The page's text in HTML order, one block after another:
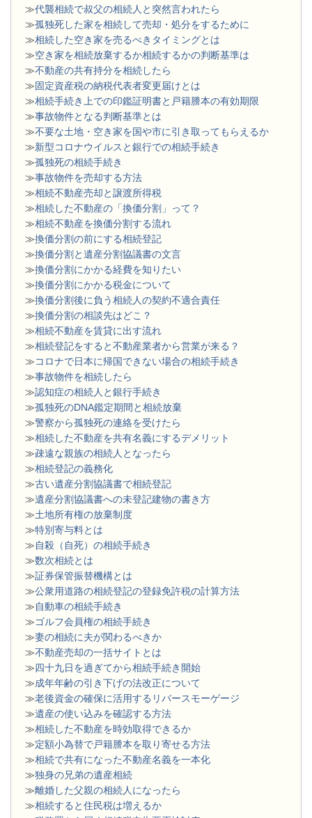
≫代襲相続で叔父の相続人と突然言われたら
≫孤独死した家を相続して売却・処分をするために
≫相続した空き家を売るべきタイミングとは
≫空き家を相続放棄するか相続するかの判断基準は
≫不動産の共有持分を相続したら
≫固定資産税の納税代表者変更届けとは
≫相続手続き上での印鑑証明書と戸籍謄本の有効期限
≫事故物件となる判断基準とは
≫不要な土地・空き家を国や市に引き取ってもらえるか
≫新型コロナウイルスと銀行での相続手続き
≫孤独死の相続手続き
≫事故物件を売却する方法
≫相続不動産売却と譲渡所得税
≫相続した不動産の「換価分割」って？
≫相続不動産を換価分割する流れ
≫換価分割の前にする相続登記
≫換価分割と遺産分割協議書の文言
≫換価分割にかかる経費を知りたい
≫換価分割にかかる税金について
≫換価分割後に負う相続人の契約不適合責任
≫換価分割の相談先はどこ？
≫相続不動産を賃貸に出す流れ
≫相続登記をすると不動産業者から営業が来る？
≫コロナで日本に帰国できない場合の相続手続き
≫事故物件を相続したら
≫認知症の相続人と銀行手続き
≫孤独死のDNA鑑定期間と相続放棄
≫警察から孤独死の連絡を受けたら
≫相続した不動産を共有名義にするデメリット
≫疎遠な親族の相続人となったら
≫相続登記の義務化
≫古い遺産分割協議書で相続登記
≫遺産分割協議書への未登記建物の書き方
≫土地所有権の放棄制度
≫特別寄与料とは
≫自殺（自死）の相続手続き
≫数次相続とは
≫証券保管振替機構とは
≫公衆用道路の相続登記の登録免許税の計算方法
≫自動車の相続手続き
≫ゴルフ会員権の相続手続き
≫妻の相続に夫が関わるべきか
≫不動産売却の一括サイトとは
≫四十九日を過ぎてから相続手続き開始
≫成年年齢の引き下げの法改正について
≫老後資金の確保に活用するリバースモーゲージ
≫遺産の使い込みを確認する方法
≫相続した不動産を時効取得できるか
≫定額小為替で戸籍謄本を取り寄せる方法
≫相続で共有になった不動産名義を一本化
≫独身の兄弟の遺産相続
≫離婚した父親の相続人になったら
≫相続すると住民税は増えるか